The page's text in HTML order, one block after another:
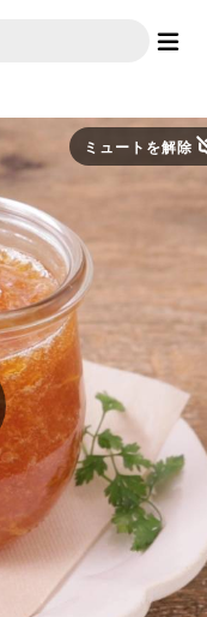
ミュートを解除